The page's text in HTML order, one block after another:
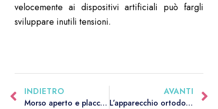
velocemente ai dispositivi artificiali può fargli
sviluppare inutili tensioni.
INDIETRO
Morso aperto e placca: i consigli degli Specialisti del Sorriso
AVANTI
L’apparecchio ortodontico che “attiva” il sorriso